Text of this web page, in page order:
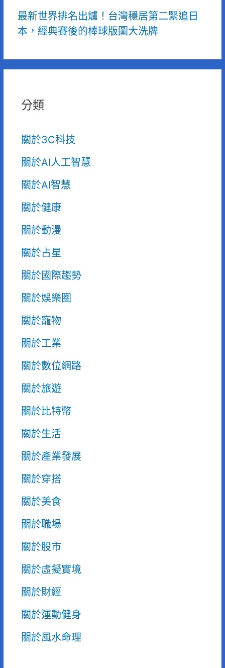
最新世界排名出爐！台灣穩居第二緊追日
本，經典賽後的棒球版圖大洗牌
分類
關於3C科技
關於AI人工智慧
關於AI智慧
關於健康
關於動漫
關於占星
關於國際趨勢
關於娛樂圈
關於寵物
關於工業
關於數位網路
關於旅遊
關於比特幣
關於生活
關於產業發展
關於穿搭
關於美食
關於職場
關於股市
關於虛擬實境
關於財經
關於運動健身
關於風水命理